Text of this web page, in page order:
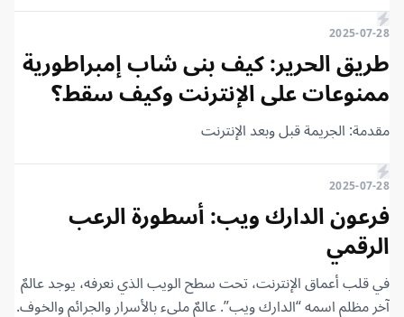
يوم. لكن، هل هذا هو الشيء الوحيد الموجود حقًا؟ تابع معي.
2025-07-28
طريق الحرير: كيف بنى شاب إمبراطورية
ممنوعات على الإنترنت وكيف سقط؟
مقدمة: الجريمة قبل وبعد الإنترنت
2025-07-28
فرعون الدارك ويب: أسطورة الرعب
الرقمي
في قلب أعماق الإنترنت، تحت سطح الويب الذي نعرفه، يوجد عالمٌ
آخر مظلم اسمه “الدارك ويب”. عالمٌ مليء بالأسرار والجرائم والخوف.